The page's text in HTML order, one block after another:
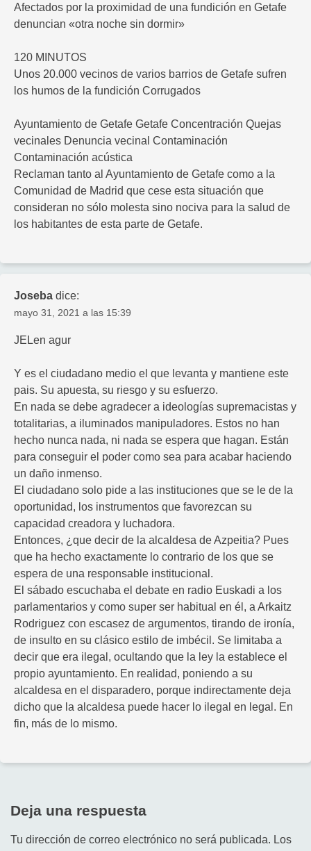
Afectados por la proximidad de una fundición en Getafe
denuncian «otra noche sin dormir»
120 MINUTOS
Unos 20.000 vecinos de varios barrios de Getafe sufren
los humos de la fundición Corrugados
Ayuntamiento de Getafe Getafe Concentración Quejas
vecinales Denuncia vecinal Contaminación
Contaminación acústica
Reclaman tanto al Ayuntamiento de Getafe como a la
Comunidad de Madrid que cese esta situación que
consideran no sólo molesta sino nociva para la salud de
los habitantes de esta parte de Getafe.
Joseba dice:
mayo 31, 2021 a las 15:39
JELen agur
Y es el ciudadano medio el que levanta y mantiene este
pais. Su apuesta, su riesgo y su esfuerzo.
En nada se debe agradecer a ideologías supremacistas y
totalitarias, a iluminados manipuladores. Estos no han
hecho nunca nada, ni nada se espera que hagan. Están
para conseguir el poder como sea para acabar haciendo
un daño inmenso.
El ciudadano solo pide a las instituciones que se le de la
oportunidad, los instrumentos que favorezcan su
capacidad creadora y luchadora.
Entonces, ¿que decir de la alcaldesa de Azpeitia? Pues
que ha hecho exactamente lo contrario de los que se
espera de una responsable institucional.
El sábado escuchaba el debate en radio Euskadi a los
parlamentarios y como super ser habitual en él, a Arkaitz
Rodriguez con escasez de argumentos, tirando de ironía,
de insulto en su clásico estilo de imbécil. Se limitaba a
decir que era ilegal, ocultando que la ley la establece el
propio ayuntamiento. En realidad, poniendo a su
alcaldesa en el disparadero, porque indirectamente deja
dicho que la alcaldesa puede hacer lo ilegal en legal. En
fin, más de lo mismo.
Deja una respuesta
Tu dirección de correo electrónico no será publicada. Los